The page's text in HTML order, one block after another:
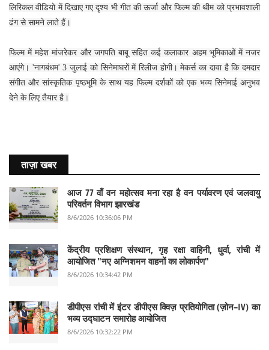
लिरिकल वीडियो में दिखाए गए दृश्य भी गीत की ऊर्जा और फिल्म की थीम को प्रभावशाली
ढंग से सामने लाते हैं।
फिल्म में महेश मांजरेकर और जगपति बाबू सहित कई कलाकार अहम भूमिकाओं में नजर
आएंगे। 'नागबंधम' 3 जुलाई को सिनेमाघरों में रिलीज होगी। मेकर्स का दावा है कि दमदार
संगीत और सांस्कृतिक पृष्ठभूमि के साथ यह फिल्म दर्शकों को एक भव्य सिनेमाई अनुभव
देने के लिए तैयार है।
ताज़ा खबर
आज 77 वाँ वन महोत्सव मना रहा है वन पर्यावरण एवं जलवायु
परिवर्तन विभाग झारखंड
8/6/2026 10:36:06 PM
केंद्रीय प्रशिक्षण संस्थान, गृह रक्षा वाहिनी, धुर्वा, रांची में
आयोजित "नए अग्निशमन वाहनों का लोकार्पण"
8/6/2026 10:34:42 PM
डीपीएस रांची में इंटर डीपीएस क्विज़ प्रतियोगिता (ज़ोन–IV) का
भव्य उद्घाटन समारोह आयोजित
8/6/2026 10:32:22 PM